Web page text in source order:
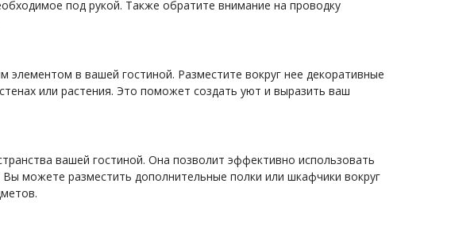
под рукой. Также обратите внимание на проводку
в вашей гостиной. Разместите вокруг нее декоративные
или растения. Это поможет создать уют и выразить ваш
вашей гостиной. Она позволит эффективно использовать
можете разместить дополнительные полки или шкафчики вокруг